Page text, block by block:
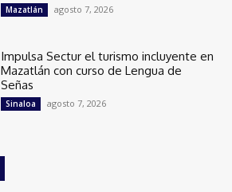
Mazatlán agosto 7, 2026
Impulsa Sectur el turismo incluyente en
Mazatlán con curso de Lengua de
Señas
Sinaloa agosto 7, 2026